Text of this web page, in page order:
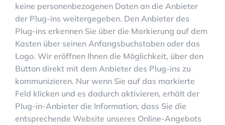
keine personenbezogenen Daten an die Anbieter
der Plug-ins weitergegeben. Den Anbieter des
Plug-ins erkennen Sie über die Markierung auf dem
Kasten über seinen Anfangsbuchstaben oder das
Logo. Wir eröffnen Ihnen die Möglichkeit, über den
Button direkt mit dem Anbieter des Plug-ins zu
kommunizieren. Nur wenn Sie auf das markierte
Feld klicken und es dadurch aktivieren, erhält der
Plug-in-Anbieter die Information, dass Sie die
entsprechende Website unseres Online-Angebots